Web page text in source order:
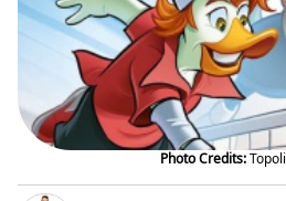
Photo Credits: